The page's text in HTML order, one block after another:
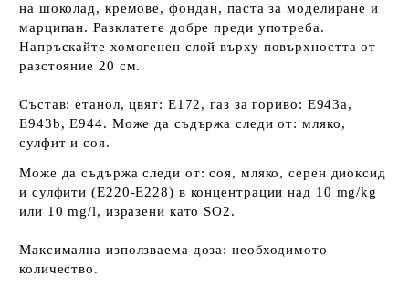
на шоколад, кремове, фондан, паста за моделиране и
марципан. Разклатете добре преди употреба.
Напръскайте хомогенен слой върху повърхността от
разстояние 20 см.
Състав: етанол, цвят: E172, газ за гориво: E943a,
E943b, E944. Може да съдържа следи от: мляко,
сулфит и соя.
Може да съдържа следи от: соя, мляко, серен диоксид
и сулфити (E220-E228) в концентрации над 10 mg/kg
или 10 mg/l, изразени като SO2.
Максимална използваема доза: необходимото
количество.